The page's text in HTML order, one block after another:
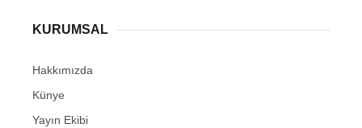
KURUMSAL
Hakkımızda
Künye
Yayın Ekibi